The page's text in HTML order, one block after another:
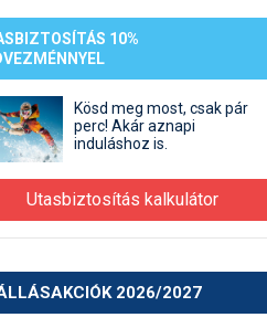
10%
Kösd meg most, csak pár
perc! Akár aznapi
induláshoz is.
Utasbiztosítás kalkulátor
2026/2027